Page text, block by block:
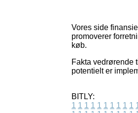
Vores side
promoverer
køb.
Fakta vedrørende
potentielt er
BITLY:
1 1 1 1 1 1 1 1 1 1